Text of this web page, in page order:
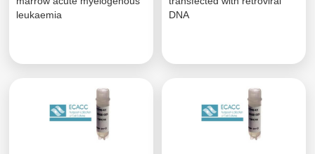
leukaemia
DNA